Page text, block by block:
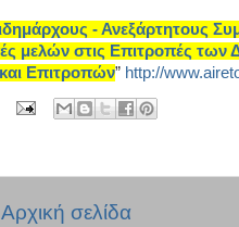
- Ανεξάρτητους
μελών στις Επιτροπές των
Επιτροπών” http://
Αρχική σελίδα